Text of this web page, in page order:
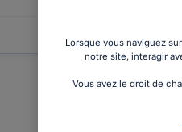
COMPÉTENCES
Lorsque vous naviguez
notre site, interagir
Vous avez le droit de